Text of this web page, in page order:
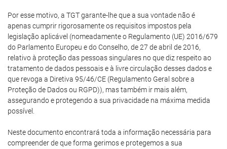
Por esse motivo, a TGT garante-lhe que a sua vontade não é
apenas cumprir rigorosamente os requisitos impostos pela
legislação aplicável (nomeadamente o Regulamento (UE) 2016/679
do Parlamento Europeu e do Conselho, de 27 de abril de 2016,
relativo à proteção das pessoas singulares no que diz respeito ao
tratamento de dados pessoais e à livre circulação desses dados e
que revoga a Diretiva 95/46/CE (Regulamento Geral sobre a
Proteção de Dados ou RGPD)), mas também ir mais além,
assegurando e protegendo a sua privacidade na máxima medida
possível.
Neste documento encontrará toda a informação necessária para
compreender de que forma gerimos e protegemos a sua